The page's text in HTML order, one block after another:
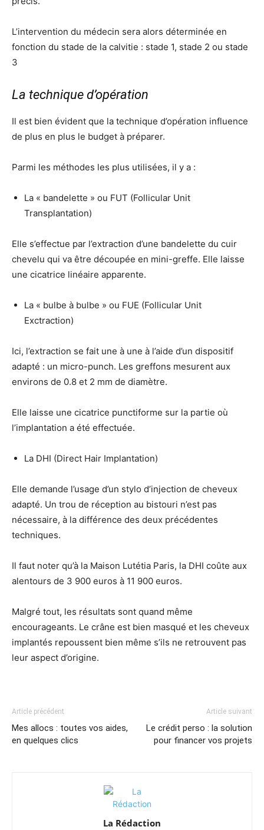
L’intervention du médecin sera alors déterminée en
fonction du stade de la calvitie : stade 1, stade 2 ou stade
3
La technique d’opération
Il est bien évident que la technique d’opération influence
de plus en plus le budget à préparer.
Parmi les méthodes les plus utilisées, il y a :
La « bandelette » ou FUT (Follicular Unit
Transplantation)
Elle s’effectue par l’extraction d’une bandelette du cuir
chevelu qui va être découpée en mini-greffe. Elle laisse
une cicatrice linéaire apparente.
La « bulbe à bulbe » ou FUE (Follicular Unit
Exctraction)
Ici, l’extraction se fait une à une à l’aide d’un dispositif
adapté : un micro-punch. Les greffons mesurent aux
environs de 0.8 et 2 mm de diamètre.
Elle laisse une cicatrice punctiforme sur la partie où
l’implantation a été effectuée.
La DHI (Direct Hair Implantation)
Elle demande l’usage d’un stylo d’injection de cheveux
adapté. Un trou de réception au bistouri n’est pas
nécessaire, à la différence des deux précédentes
techniques.
Il faut noter qu’à la Maison Lutétia Paris, la DHI coûte aux
alentours de 3 900 euros à 11 900 euros.
Malgré tout, les résultats sont quand même
encourageants. Le crâne est bien masqué et les cheveux
implantés repoussent bien même s’ils ne retrouvent pas
leur aspect d’origine.
Article précédent
Mes allocs : toutes vos aides,
en quelques clics
Article suivant
Le crédit perso : la solution
pour financer vos projets
La Rédaction